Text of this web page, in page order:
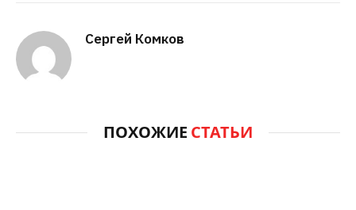
Сергей Комков
ПОХОЖИЕ СТАТЬИ